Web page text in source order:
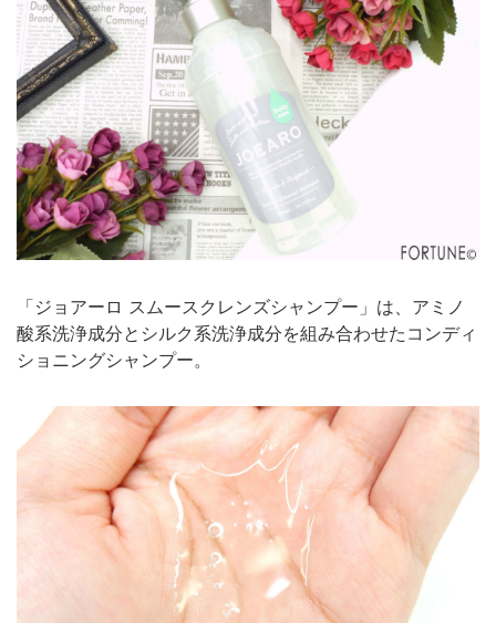
「ジョアーロ スムースクレンズシャンプー」は、アミノ
酸系洗浄成分とシルク系洗浄成分を組み合わせたコンディ
ショニングシャンプー。